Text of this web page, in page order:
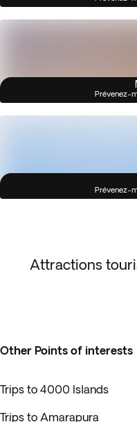
Prévenez-
Prévenez-
Attractions
Other Points of interests
Trips to 4000 Islands
Trips to Amarapura